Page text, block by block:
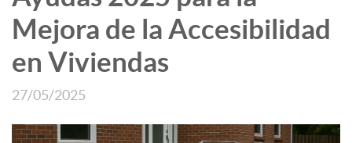
Mejora de la Accesibilidad
en Viviendas
27/05/2025